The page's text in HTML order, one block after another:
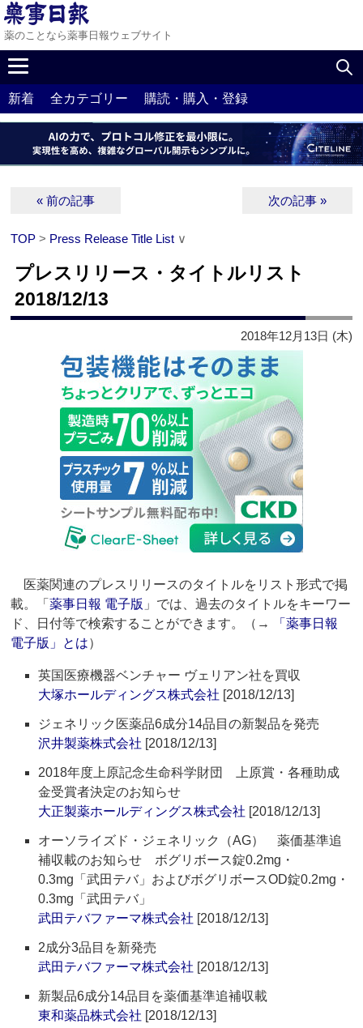
薬のことなら薬事日報ウェブサイト
新着 全カテゴリー 購読・購入・登録
« 前の記事 次の記事 »
TOP > Press Release Title List ∨
プレスリリース・タイトルリスト
2018/12/13
2018年12月13日 (木)
医薬関連のプレスリリースのタイトルをリスト形式で掲
載。「薬事日報 電子版 」では、過去のタイトルをキーワー
ド、日付等で検索することができます。（→
「薬事日報
電子版」とは）
英国医療機器ベンチャー ヴェリアン社を買収
大塚ホールディングス株式会社 [2018/12/13]
ジェネリック医薬品6成分14品目の新製品を発売
沢井製薬株式会社 [2018/12/13]
2018年度上原記念生命科学財団 上原賞・各種助成
金受賞者決定のお知らせ
大正製薬ホールディングス株式会社 [2018/12/13]
オーソライズド・ジェネリック（AG） 薬価基準追
補収載のお知らせ ボグリボース錠0.2mg・
0.3mg「武田テバ」およびボグリボースOD錠0.2mg・
0.3mg「武田テバ」
武田テバファーマ株式会社 [2018/12/13]
2成分3品目を新発売
武田テバファーマ株式会社 [2018/12/13]
新製品6成分14品目を薬価基準追補収載
東和薬品株式会社 [2018/12/13]